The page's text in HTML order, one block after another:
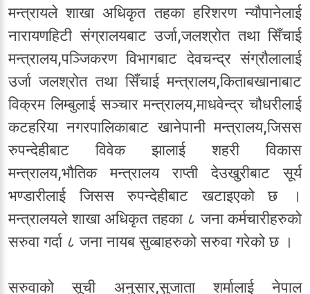
मन्त्रायले शाखा अधिकृत तहका हरिशरण न्यौपानेलाई
नारायणहिटी संग्रालयबाट उर्जा,जलश्रोत तथा सिँचाई
मन्त्रालय,पञ्जिकरण विभागबाट देवचन्द्र संग्रौलालाई
उर्जा जलश्रोत तथा सिँचाई मन्त्रालय,किताबखानाबाट
विक्रम लिम्बुलाई सञ्चार मन्त्रालय,माधवेन्द्र चौधरीलाई
कटहरिया नगरपालिकाबाट खानेपानी मन्त्रालय,जिसस
रुपन्देहीबाट विवेक झालाई शहरी विकास
मन्त्रालय,भौतिक मन्त्रालय राप्ती देउखुरीबाट सूर्य
भण्डारीलाई जिसस रुपन्देहीबाट खटाइएको छ ।
मन्त्रालयले शाखा अधिकृत तहका ८ जना कर्मचारीहरुको
सरुवा गर्दा ८ जना नायब सुव्बाहरुको सरुवा गरेको छ ।
सरुवाको सूची अनुसार,सुजाता शर्मालाई नेपाल